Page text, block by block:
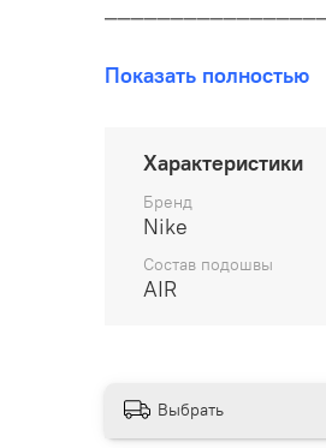
Бесплатная доставка:
По всей России от 10
Почтой России 1
Показать полностью
Характеристики
Бренд
Nike
Состав подошвы
AIR
Выбрать